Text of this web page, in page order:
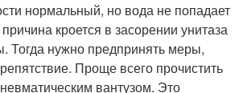
нормальный, но вода не попадает
кроется в засорении унитаза
Тогда нужно предпринять меры,
Проще всего прочистить
вантузом. Это